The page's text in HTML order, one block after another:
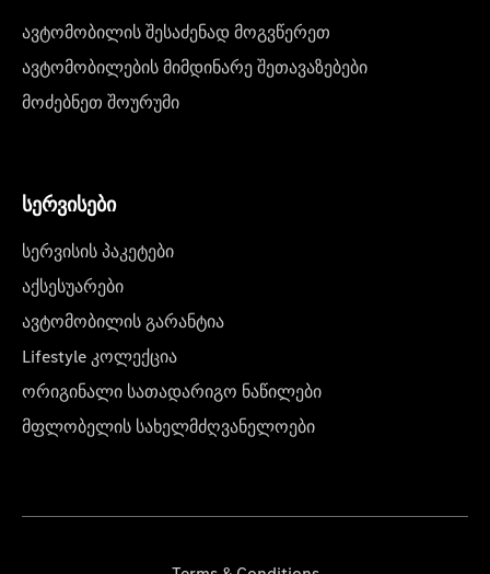
ავტომობილის შესაძენად მოგვწერეთ
ავტომობილების მიმდინარე შეთავაზებები
მოძებნეთ შოურუმი
სერვისები
სერვისის პაკეტები
აქსესუარები
ავტომობილის გარანტია
Lifestyle კოლექცია
ორიგინალი სათადარიგო ნაწილები
მფლობელის სახელმძღვანელოები